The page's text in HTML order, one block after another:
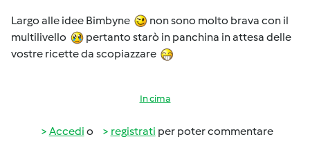
Largo alle idee Bimbyne
non sono molto brava con il
multilivello
pertanto starò in panchina in attesa delle
vostre ricette da scopiazzare
In cima
Accedi o registrati per poter commentare